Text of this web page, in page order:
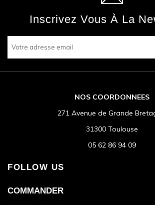
Inscrivez Vous À La
NOS COORDONNEES
271 Avenue de Grande
31300 Toulouse
05 62 86 94 09
FOLLOW US
COMMANDER